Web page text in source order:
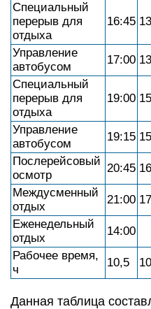
Специальный
перерыв для
отдыха
16:45
Управление
автобусом
17:00
Специальный
перерыв для
отдыха
19:00
Управление
автобусом
19:15
Послерейсовый
осмотр
20:45
Междусменный
отдых
21:00
Еженедельный
отдых
14:00
Рабочее время,
ч
10,5 10
Данная таблица